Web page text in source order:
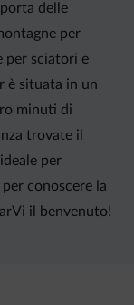
delle
per
per sciatori e
è situata in un
minuti di
trovate il
per
conoscere la
il benvenuto!